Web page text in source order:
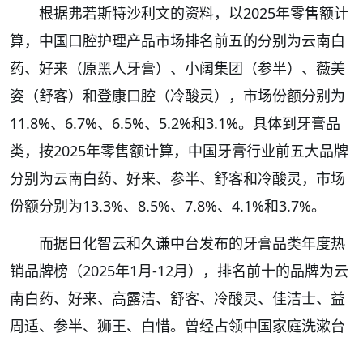
根据弗若斯特沙利文的资料，以2025年零售额计
算，中国口腔护理产品市场排名前五的分别为云南白
药、好来（原黑人牙膏）、小阔集团（参半）、薇美
姿（舒客）和登康口腔（冷酸灵），市场份额分别为
11.8%、6.7%、6.5%、5.2%和3.1%。具体到牙膏品
类，按2025年零售额计算，中国牙膏行业前五大品牌
分别为云南白药、好来、参半、舒客和冷酸灵，市场
份额分别为13.3%、8.5%、7.8%、4.1%和3.7%。
而据日化智云和久谦中台发布的牙膏品类年度热
销品牌榜（2025年1月-12月），排名前十的品牌为云
南白药、好来、高露洁、舒客、冷酸灵、佳洁士、益
周适、参半、狮王、白惜。曾经占领中国家庭洗漱台